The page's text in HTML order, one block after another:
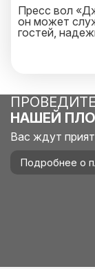
Пресс вол
он может
гостей,
элегантной
передать
целостное
отличается
требует
динамичных
НАШЕЙ
Вас ждут
Подробнее о